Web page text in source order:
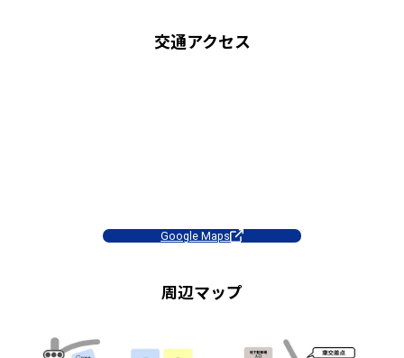
交通アクセス
Google Maps
周辺マップ